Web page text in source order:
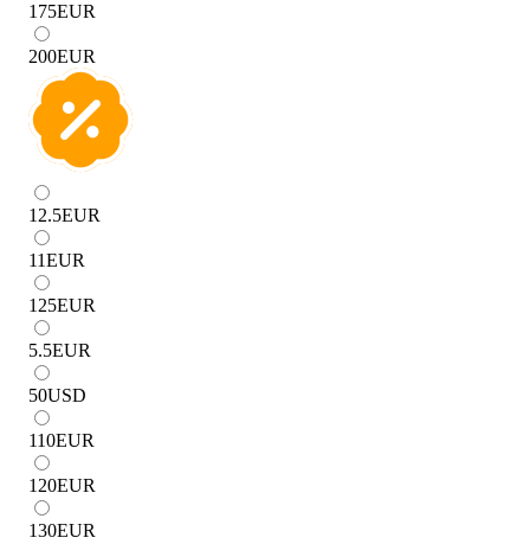
175EUR
200EUR
12.5EUR
11EUR
125EUR
5.5EUR
50USD
110EUR
120EUR
130EUR